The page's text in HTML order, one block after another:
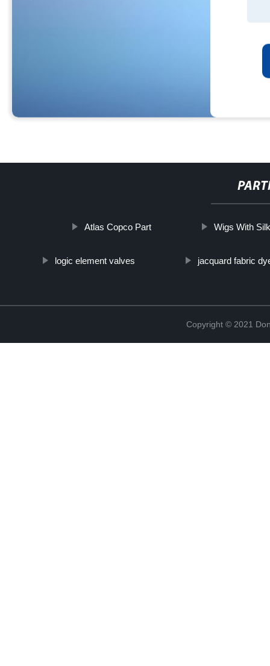
Atlas Copco Part Wigs With
logic element valves jacquard fabric
Copyright © 2021